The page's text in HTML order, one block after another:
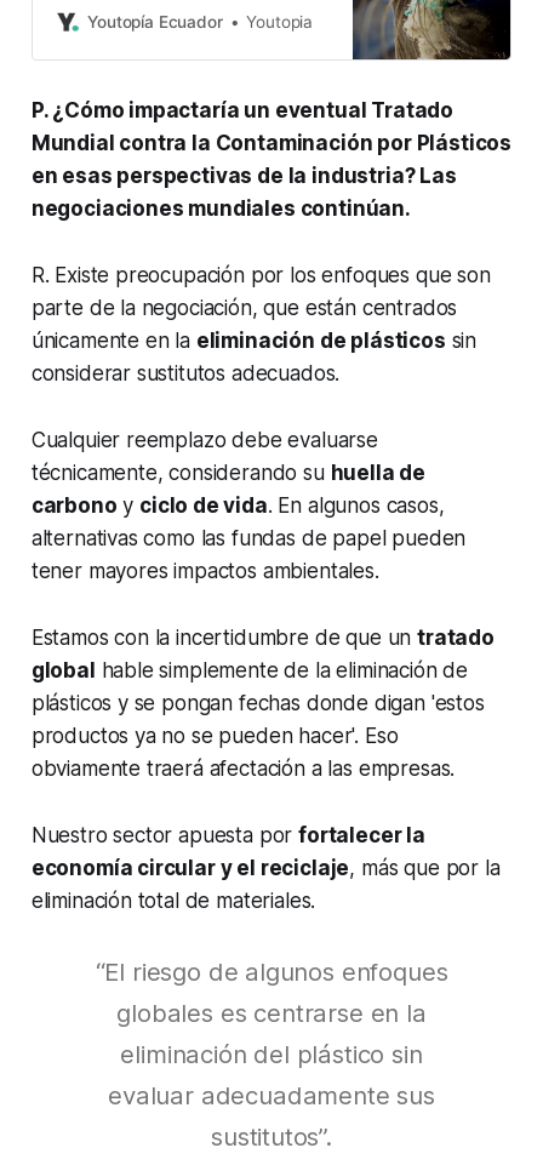
empiezan por la reducción de
Youtopía Ecuador Youtopia
P. ¿Cómo impactaría un eventual Tratado
Mundial contra la Contaminación por Plásticos
en esas perspectivas de la industria? Las
negociaciones mundiales continúan.
R. Existe preocupación por los enfoques que son
parte de la negociación, que están centrados
únicamente en la eliminación de plásticos sin
considerar sustitutos adecuados.
Cualquier reemplazo debe evaluarse
técnicamente, considerando su huella de
carbono y ciclo de vida. En algunos casos,
alternativas como las fundas de papel pueden
tener mayores impactos ambientales.
Estamos con la incertidumbre de que untratado
global
hable simplemente de la eliminación de
plásticos y se pongan fechas donde digan 'estos
productos ya no se pueden hacer'. Eso
obviamente traerá afectación a las empresas.
Nuestro sector apuesta porfortalecer la
economía circular y el reciclaje, más que por la
eliminación total de materiales.
“El riesgo de algunos enfoques
globales es centrarse en la
eliminación del plástico sin
evaluar adecuadamente sus
sustitutos”.